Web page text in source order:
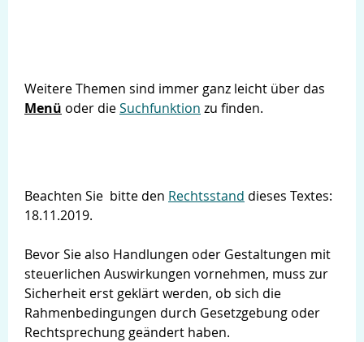
Weitere Themen sind immer ganz leicht über das
Menü oder dieSuchfunktion zu finden.
Beachten Sie bitte den Rechtsstand dieses Textes:
18.11.2019.
Bevor Sie also Handlungen oder Gestaltungen mit
steuerlichen Auswirkungen vornehmen, muss zur
Sicherheit erst geklärt werden, ob sich die
Rahmenbedingungen durch Gesetzgebung oder
Rechtsprechung geändert haben.